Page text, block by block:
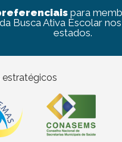
para
Busca Ativa Escolar
estados.
estratégicos